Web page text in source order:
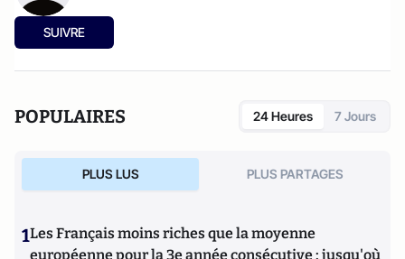
SUIVRE
POPULAIRES 24 Heures 7 Jours
PLUS LUS PLUS PARTAGES
1Les Français moins riches que la moyenne
européenne pour la 3e année consécutive : jusqu'où